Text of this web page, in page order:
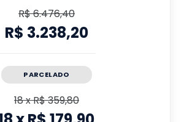
R$ 6.476,40
R$ 3.238,20
PARCELADO
18xR$ 359,80